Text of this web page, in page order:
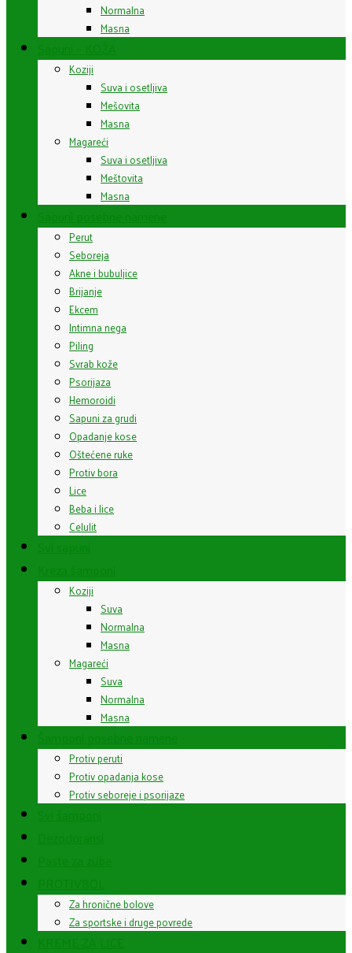
Normalna
Masna
Koziji
Suva i osetljiva
Mešovita
Masna
Magareći
Suva i osetljiva
Meštovita
Masna
Perut
Seboreja
Akne i bubuljice
Brijanje
Ekcem
Intimna nega
Piling
Svrab kože
Psorijaza
Hemoroidi
Sapuni za grudi
Opadanje kose
Oštećene ruke
Protiv bora
Lice
Beba i lice
Celulit
Koziji
Suva
Normalna
Masna
Magareći
Suva
Normalna
Masna
Protiv peruti
Protiv opadanja kose
Protiv seboreje i psorijaze
Za hronične bolove
Za sportske i druge povrede